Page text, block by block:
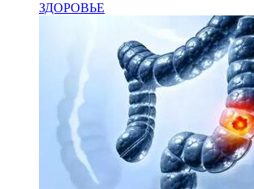
ЗДОРОВЬЕ